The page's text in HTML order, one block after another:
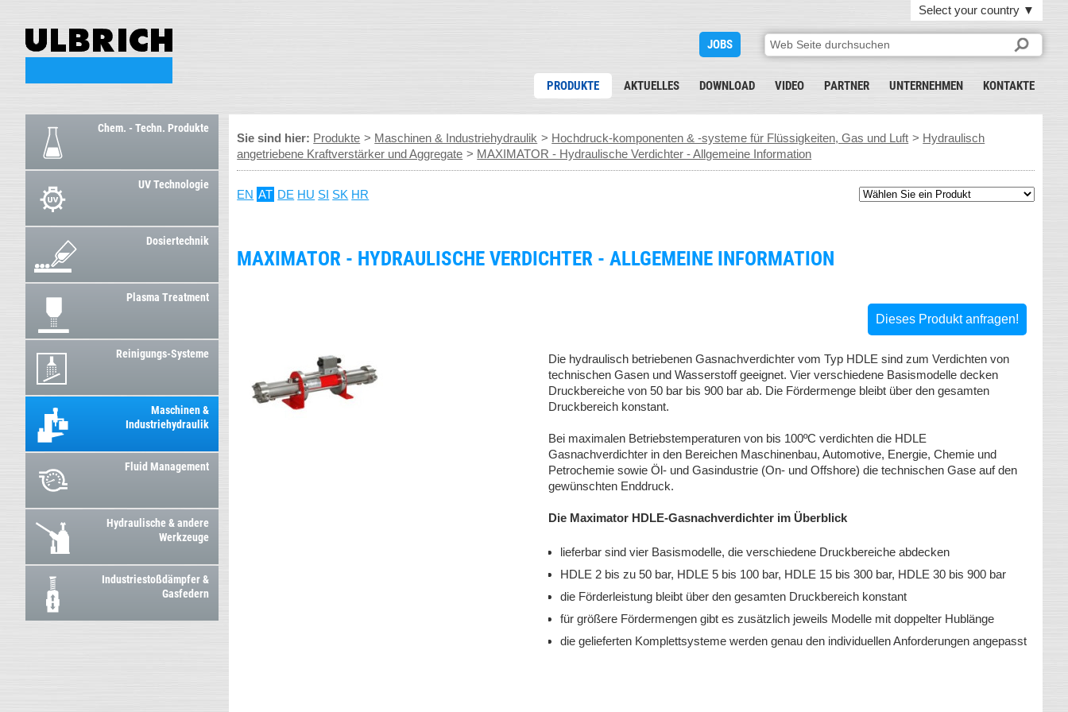
Select your country ▼
JOBS
PRODUKTE AKTUELLES DOWNLOAD VIDEO PARTNER UNTERNEHMEN KONTAKTE
Chem. - Techn. Produkte
UV Technologie
Dosiertechnik
Plasma Treatment
Reinigungs-Systeme
Maschinen &
Industriehydraulik
Fluid Management
Hydraulische & andere
Werkzeuge
Industriestoßdämpfer &
Gasfedern
Sie sind hier: Produkte > Maschinen & Industriehydraulik > Hochdruck-komponenten & -systeme für Flüssigkeiten, Gas und Luft > Hydraulisch
angetriebene Kraftverstärker und Aggregate > MAXIMATOR - Hydraulische Verdichter - Allgemeine Information
EN AT DE HU SI SK HR
MAXIMATOR - HYDRAULISCHE VERDICHTER - ALLGEMEINE INFORMATION
Dieses Produkt anfragen!
Die hydraulisch betriebenen Gasnachverdichter vom Typ HDLE sind zum Verdichten von
technischen Gasen und Wasserstoff geeignet. Vier verschiedene Basismodelle decken
Druckbereiche von 50 bar bis 900 bar ab. Die Fördermenge bleibt über den gesamten
Druckbereich konstant.
Bei maximalen Betriebstemperaturen von bis 100ºC verdichten die HDLE
Gasnachverdichter in den Bereichen Maschinenbau, Automotive, Energie, Chemie und
Petrochemie sowie Öl- und Gasindustrie (On- und Offshore) die technischen Gase auf den
gewünschten Enddruck.
Die Maximator HDLE-Gasnachverdichter im Überblick
lieferbar sind vier Basismodelle, die verschiedene Druckbereiche abdecken
HDLE 2 bis zu 50 bar, HDLE 5 bis 100 bar, HDLE 15 bis 300 bar, HDLE 30 bis 900 bar
die Förderleistung bleibt über den gesamten Druckbereich konstant
für größere Fördermengen gibt es zusätzlich jeweils Modelle mit doppelter Hublänge
die gelieferten Komplettsysteme werden genau den individuellen Anforderungen angepasst